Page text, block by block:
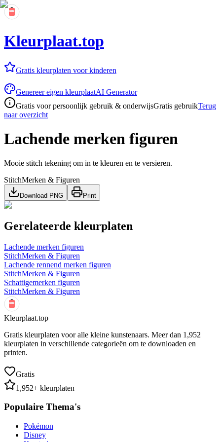
Kleurplaat.top
Gratis kleurplaten voor kinderen
Genereer eigen kleurplaatAI Generator
Gratis voor persoonlijk gebruik & onderwijsGratis gebruikTerug
naar overzicht
Lachende merken figuren
Mooie stitch tekening om in te kleuren en te versieren.
StitchMerken & Figuren
Download PNG Print
Gerelateerde kleurplaten
Lachende merken figuren
StitchMerken & Figuren
Lachende rennend merken figuren
StitchMerken & Figuren
Schattigemerken figuren
StitchMerken & Figuren
Kleurplaat.top
Gratis kleurplaten voor alle kleine kunstenaars. Meer dan 1,952
kleurplaten in verschillende categorieën om te downloaden en
printen.
Gratis
1,952+ kleurplaten
Populaire Thema's
Pokémon
Disney